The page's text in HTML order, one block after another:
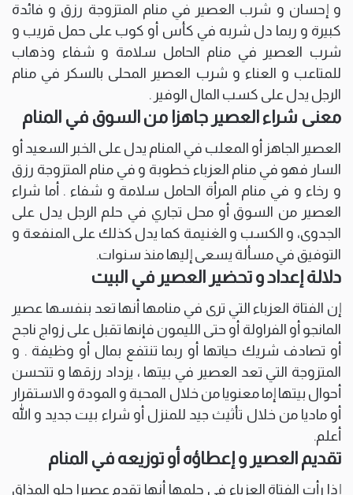
و إحسان و شرب العصير في منام المتزوجة رزق و فائدة
كبيرة و ربما دل شربه في كأس أو كوب على حمل قريب و
شرب العصير في منام الحامل سلامة و شفاء وذهاب
للمتاعب و العناء و شرب العصير المحلى بالسكر في منام
الرجل يدل على كسب المال الوفير .
معنى شراء العصير جاهزا من السوق في المنام
العصير الجاهز أو المعلب في المنام يدل على الخبر السعيد أو
السار فهو في منام العزباء خطوبة و في منام المتزوجة رزق
و رخاء و في منام المرأة الحامل سلامة و شفاء . أما شراء
العصير من السوق أو محل تجاري في حلم الرجل يدل على
الجدوى، و الكسب و الغنيمة كما يدل كذلك على المنفعة و
التوفيق في مسألة يسعى إليها منذ سنوات.
دلالة إعداد و تحضير العصير في البيت
إن الفتاة العزباء التي ترى في منامها أنها تعد بنفسها عصير
المانجو أو الفراولة أو حتى الليمون فإنها تقبل على زواج ناجح
أو تصادف شريك حياتها أو ربما تنتفع بمال أو وظيفة . و
المتزوجة التي تعد العصير في بيتها ، يزداد رزقها و تتحسن
أحوال بيتها إما معنويا من خلال المحبة و المودة و الاستقرار
أو ماديا من خلال تأثيث جيد للمنزل أو شراء بيت جديد و الله
أعلم.
تقديم العصير و إعطاؤه أو توزيعه في المنام
إذا رأت الفتاة العزباء في حلمها أنها تقدم عصيرا حلو المذاق